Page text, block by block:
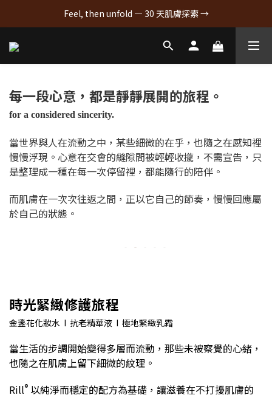
Feel, then unfold — 30 天肌膚探索 →
每一段心意，都是靜靜展開的旅程。
for a considered sincerity.
當世界與人在流動之中，某些細微的在乎，也隨之在感知裡
慢慢浮現。心意在交會的縫隙間被輕輕收攏，不需宣告，只
是整理成一種在每一次停留裡，都能隨行的陪伴。
而肌膚在一次次往返之間，正以它自己的節奏，慢慢回應屬
於自己的狀態。
時光緊緻修護旅程
金盞花化妝水 I 抗老精華液 I 極地緊緻乳霜
當生活的步調開始變得多層而流動，那些未被察覺的心緒，
也隨之在肌膚上留下細微的紋理。
Rill® 以純淨而穩定的配方為基礎，讓滋養在不打擾肌膚的